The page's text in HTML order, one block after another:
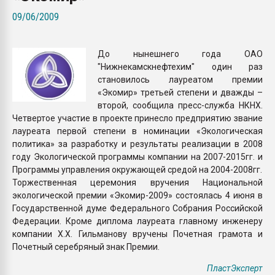
ПЕРЕЙТИ НА
09/06/2009
До нынешнего года ОАО
"Нижнекамскнефтехим" один раз
становилось лауреатом премии
«Экомир» третьей степени и дважды –
второй, сообщила пресс-служба НКНХ.
Четвертое участие в проекте принесло предприятию звание
лауреата первой степени в номинации «Экологическая
политика» за разработку и результаты реализации в 2008
году Экологической программы компании на 2007-2015гг. и
Программы управления окружающей средой на 2004-2008гг.
Торжественная церемония вручения Национальной
экологической премии «Экомир-2009» состоялась 4 июня в
Государственной думе Федерального Собрания Российской
Федерации. Кроме диплома лауреата главному инженеру
компании Х.Х. Гильманову вручены Почетная грамота и
Почетный серебряный знак Премии.
ПластЭксперт